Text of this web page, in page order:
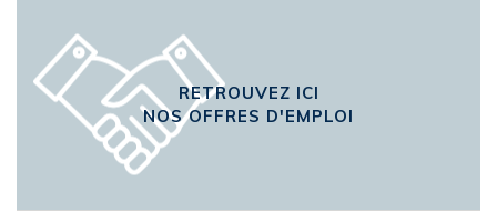
RETROUVEZ ICI
NOS OFFRES D'EMPLOI